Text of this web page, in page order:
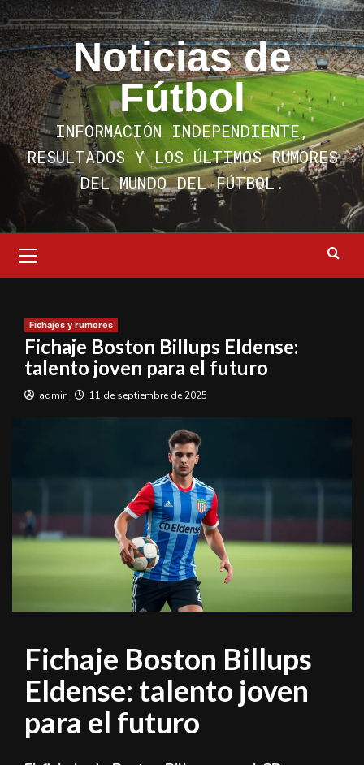
Saltar
al
contenido
Noticias de
Fútbol
INFORMACIÓN INDEPENDIENTE,
RESULTADOS Y LOS ÚLTIMOS RUMORES
DEL MUNDO DEL FÚTBOL.
primario
Fichajes y rumores
Fichaje Boston Billups Eldense:
talento joven para el futuro
admin 11 de septiembre de 2025
Fichaje Boston Billups
Eldense: talento joven
para el futuro